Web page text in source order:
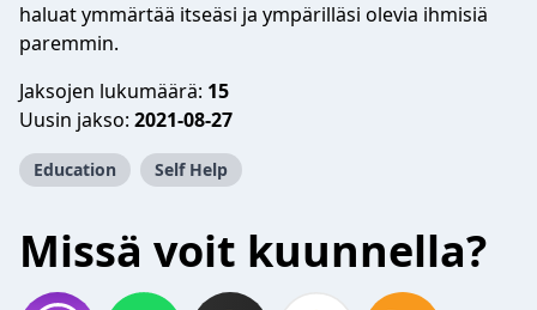
haluat ymmärtää itseäsi ja ympärilläsi olevia ihmisiä
paremmin.
Jaksojen lukumäärä: 15
Uusin jakso: 2021-08-27
Education Self Help
Missä voit kuunnella?